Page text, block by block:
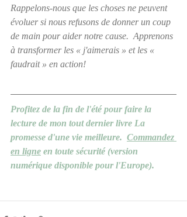
Rappelons-nous que les choses ne peuvent
évoluer si nous refusons de donner un coup
de main pour aider notre cause.  Apprenons
à transformer les « j'aimerais » et les «
faudrait » en action!
Profitez de la fin de l'été pour faire la
lecture de mon tout dernier livre La
promesse d'une vie meilleure. Commandez
en ligne en toute sécurité (version
numérique disponible pour l'Europe).